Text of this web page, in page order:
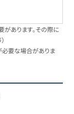
あります。その際に
要な場合がありま